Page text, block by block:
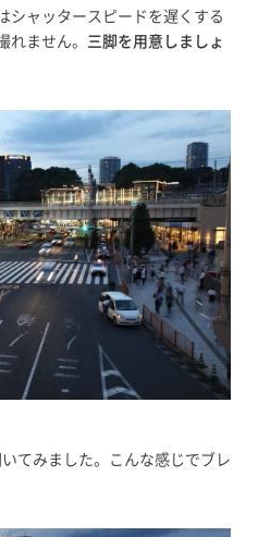
シャッタースピードを遅くする
れません。 三脚を用意しましょ
てみました。こんな感じでブレ